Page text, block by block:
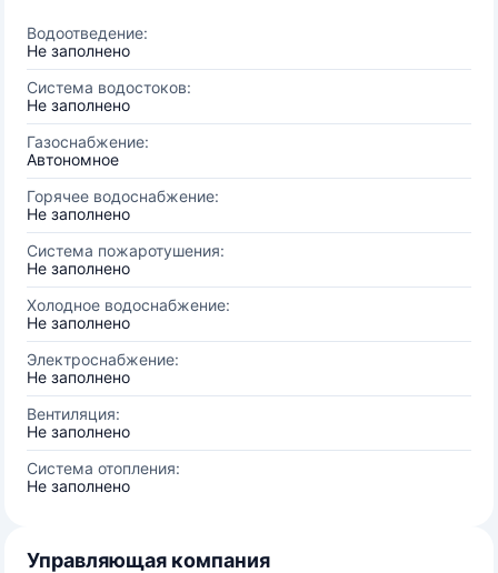
Водоотведение:
Не заполнено
Система водостоков:
Не заполнено
Газоснабжение:
Автономное
Горячее водоснабжение:
Не заполнено
Система пожаротушения:
Не заполнено
Холодное водоснабжение:
Не заполнено
Электроснабжение:
Не заполнено
Вентиляция:
Не заполнено
Система отопления:
Не заполнено
Управляющая компания